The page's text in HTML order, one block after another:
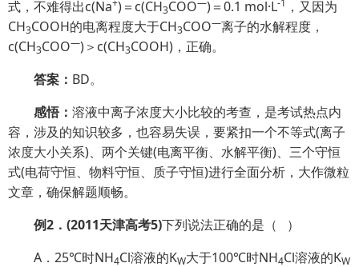
式，不难得出c(Na+)＝c(CH3COO—)＝0.1 mol·L-1 ，又因为
CH3COOH的电离程度大于CH3COO—离子的水解程度，
c(CH3COO—)＞c(CH3COOH)，正确。
答案： BD。
感悟： 溶液中离子浓度大小比较的考查，是考试热点内
容，涉及的知识较多，也容易失误，要紧扣一个不等式(离子
浓度大小关系)、两个关键(电离平衡、水解平衡)、三个守恒
式(电荷守恒、物料守恒、质子守恒)进行全面分析，大作微粒
文章，确保解题顺畅。
例2 ． (2011天津高考5)下列说法正确的是（
）
A．25℃时NH4Cl溶液的KW大于100℃时NH4Cl溶液的KW